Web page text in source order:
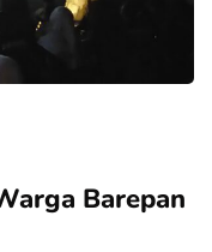
Barepan